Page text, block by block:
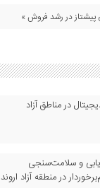
پیشتاز در رشد فروش »
در مناطق آزاد
و سلامت‌سنجی
در منطقه آزاد اروند